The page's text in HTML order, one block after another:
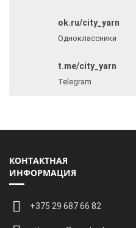
ok.ru/city_yarn
Одноклассники
t.me/city_yarn
Telegram
КОНТАКТНАЯ
ИНФОРМАЦИЯ
+375 29 687 66 82